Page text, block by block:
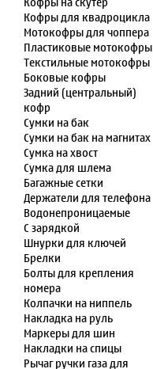
Кофры для квадроцикла
Мотокофры для чоппера
Пластиковые мотокофры
Текстильные мотокофры
Боковые кофры
Задний (центральный)
кофр
Сумки на бак
Сумки на бак на магнитах
Сумка на хвост
Сумка для шлема
Багажные сетки
Держатели для телефона
Водонепроницаемые
С зарядкой
Шнурки для ключей
Брелки
Болты для крепления
номера
Колпачки на ниппель
Накладка на руль
Маркеры для шин
Накладки на спицы
Рычаг ручки газа для